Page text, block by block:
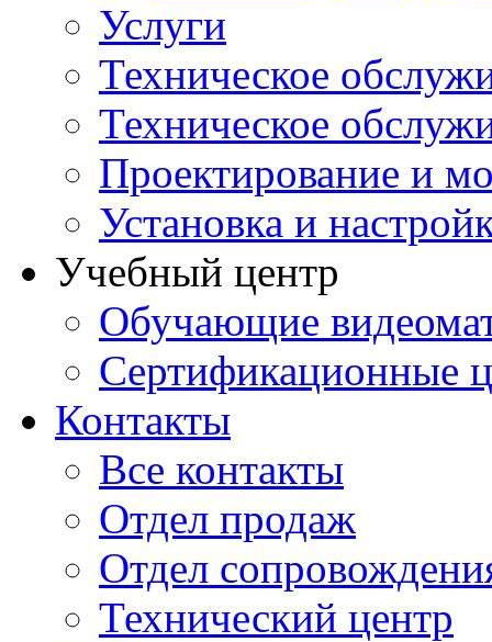
Услуги
Техническое
Техническое
Проектирование и
Установка и
Учебный центр
Обучающие
Сертификационные
Контакты
Все контакты
Отдел продаж
Отдел
Технический центр